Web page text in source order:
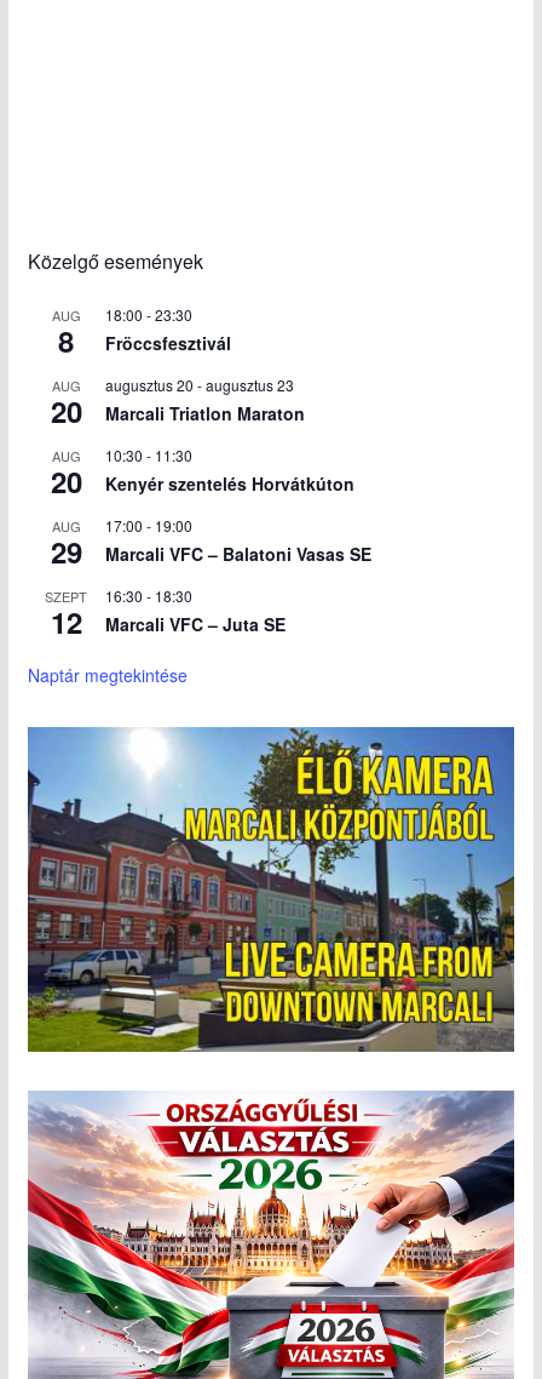
Közelgő események
AUG
8
18:00 -23:30
Fröccsfesztivál
AUG
20
augusztus 20 -augusztus 23
Marcali Triatlon Maraton
AUG
20
10:30 - 11:30
Kenyér szentelés Horvátkúton
AUG
29
17:00 - 19:00
Marcali VFC – Balatoni Vasas SE
SZEPT
12
16:30 - 18:30
Marcali VFC – Juta SE
Naptár megtekintése